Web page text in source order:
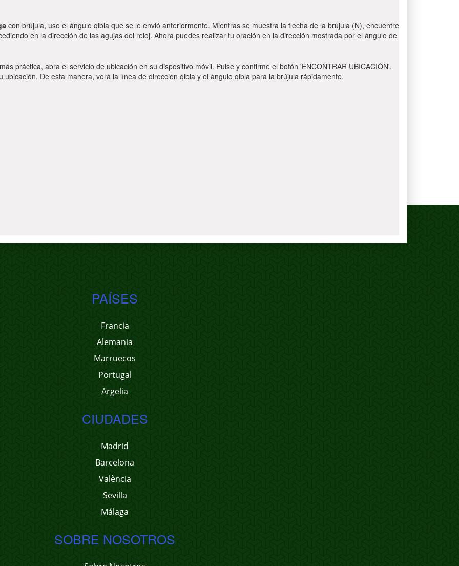
con brújula, use el ángulo qibla que se le envió anteriormente. Mientras se muestra la flecha de la brújula (N), encuentre
en la dirección de las agujas del reloj. Ahora puedes realizar tu oración en la dirección mostrada por el ángulo de
práctica, abra el servicio de ubicación en su dispositivo móvil. Pulse y confirme el botón 'ENCONTRAR UBICACIÓN'.
De esta manera, verá la línea de dirección qibla y el ángulo qibla para la brújula rápidamente.
PAÍSES
Francia
Alemania
Marruecos
Portugal
Argelia
CIUDADES
Madrid
Barcelona
València
Sevilla
Málaga
SOBRE NOSOTROS